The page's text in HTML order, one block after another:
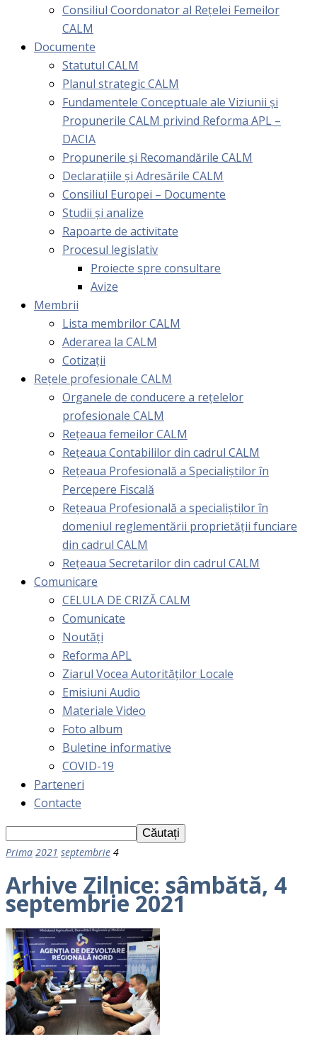
Consiliul Coordonator al Rețelei Femeilor
CALM
Documente
Statutul CALM
Planul strategic CALM
Fundamentele Conceptuale ale Viziunii și
Propunerile CALM privind Reforma APL –
DACIA
Propunerile și Recomandările CALM
Declarațiile și Adresările CALM
Consiliul Europei – Documente
Studii și analize
Rapoarte de activitate
Procesul legislativ
Proiecte spre consultare
Avize
Membrii
Lista membrilor CALM
Aderarea la CALM
Cotizaţii
Rețele profesionale CALM
Organele de conducere a rețelelor
profesionale CALM
Rețeaua femeilor CALM
Rețeaua Contabililor din cadrul CALM
Rețeaua Profesională a Specialiștilor în
Percepere Fiscală
Reţeaua Profesională a specialiştilor în
domeniul reglementării proprietăţii funciare
din cadrul CALM
Rețeaua Secretarilor din cadrul CALM
Comunicare
CELULA DE CRIZĂ CALM
Comunicate
Noutăți
Reforma APL
Ziarul Vocea Autorităților Locale
Emisiuni Audio
Materiale Video
Foto album
Buletine informative
COVID-19
Parteneri
Contacte
Prima 2021 septembrie 4
Arhive Zilnice: sâmbătă, 4
septembrie 2021